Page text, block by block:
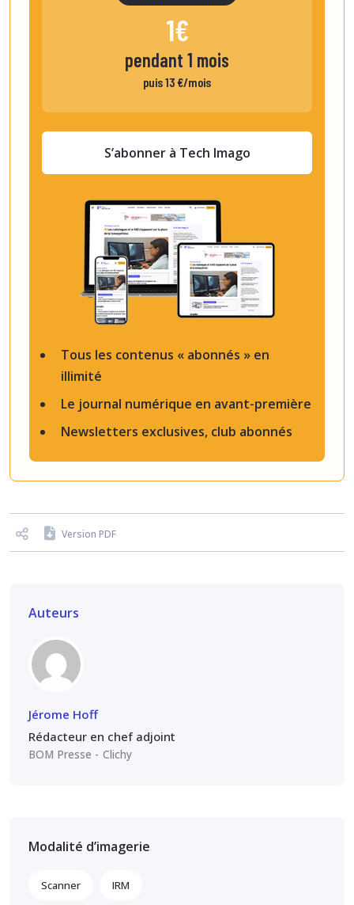
Tous les contenus « abonnés » en
illimité
Le journal numérique en avant-première
Newsletters exclusives, club abonnés
1€
pendant 1 mois
puis 13 €/mois
S’abonner à Tech Imago
Version PDF
Auteurs
Jérome Hoff
Rédacteur en chef adjoint
BOM Presse Clichy
Modalité d’imagerie
Scanner IRM